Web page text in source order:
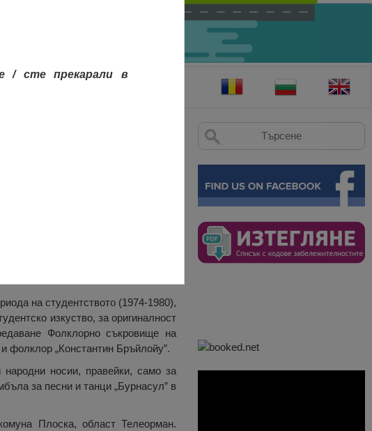
на румънска народна музика
на студентството (1974-1980),
изкуство, за оригиналност
Фолклорно съкровище на
фолклор „Константин Бръйлойу”.
носии, правейки, само за
за песни и танци „Бурнасул” в
Плоска, област Телеорман.
/ сте прекарали в